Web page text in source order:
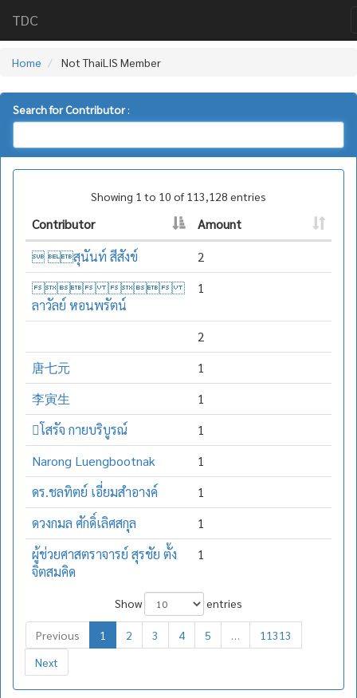
TDC
Home Not ThaiLIS Member
Search for Contributor:
Showing 1 to 10 of 113,128 entries
Contributor
Amount
 สุนันท์ สีสังข์
2
 
ลาวัลย์ หอนพรัตน์
1
2
唐七元
1
李寅生
1
โสรัจ กายบริบูรณ์
1
Narong Luengbootnak
1
ดร.ชลทิตย์ เอี่ยมสำอางค์
1
ดวงกมล ศักดิ์เลิศสกุล
1
ผู้ช่วยศาสตราจารย์ สุรชัย ตั้ง
จิตสมคิด
1
Show entries
Previous 1 2 3 4 5 …
11313
Next